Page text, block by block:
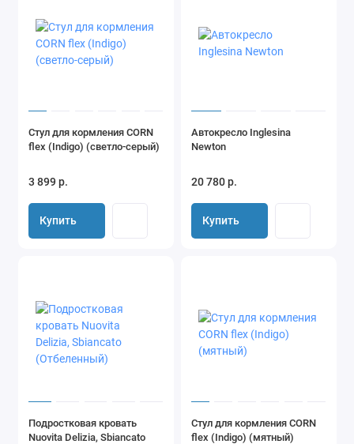
Стул для кормления CORN
flex (Indigo) (светло-серый)
3 899 р.
Купить
Автокресло Inglesina
Newton
20 780 р.
Купить
Подростковая кровать
Nuovita Delizia, Sbiancato
Стул для кормления CORN
flex (Indigo) (мятный)